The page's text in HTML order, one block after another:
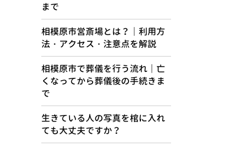
まで
相模原市営斎場とは？｜利用方
法・アクセス・注意点を解説
相模原市で葬儀を行う流れ｜亡
くなってから葬儀後の手続きま
で
生きている人の写真を棺に入れ
ても大丈夫ですか？